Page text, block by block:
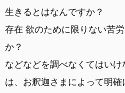
生きるとはなんですか？
存在 欲のために限りない苦
か？
などなどを調べなくてはい
は、お釈迦さまによって明